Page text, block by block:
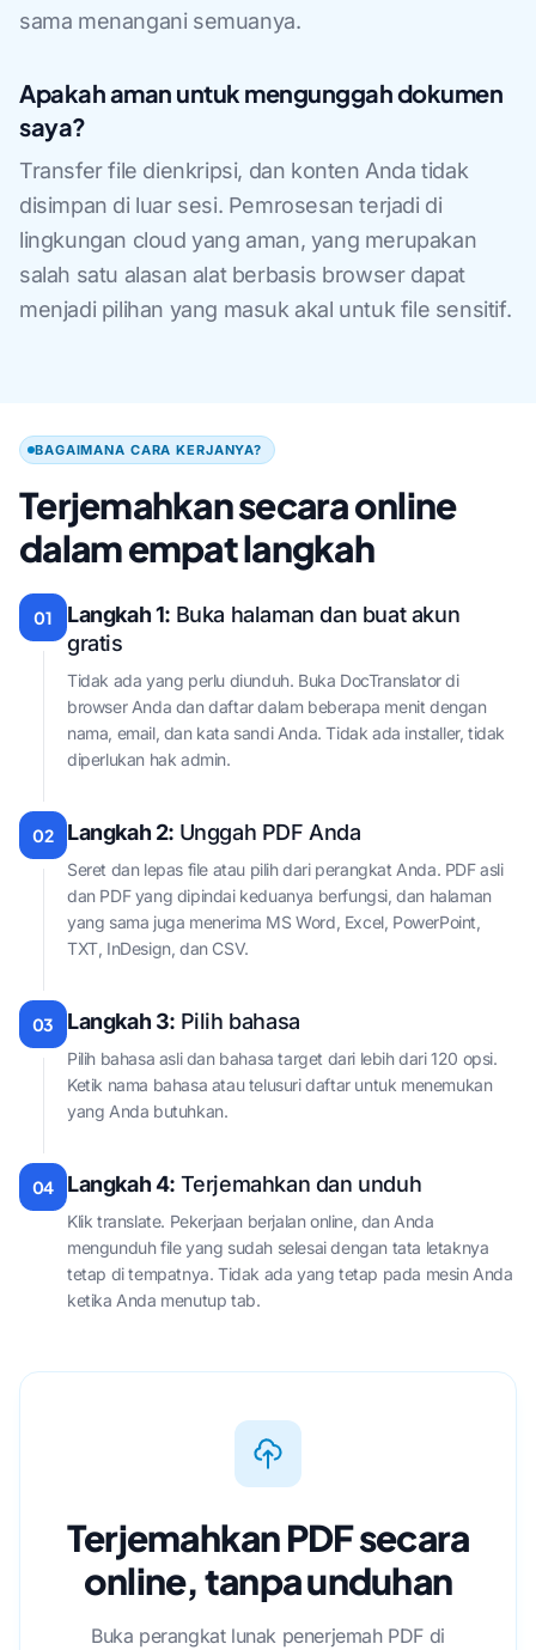
sama menangani semuanya.
Apakah aman untuk mengunggah dokumen
saya?
Transfer file dienkripsi, dan konten Anda tidak
disimpan di luar sesi. Pemrosesan terjadi di
lingkungan cloud yang aman, yang merupakan
salah satu alasan alat berbasis browser dapat
menjadi pilihan yang masuk akal untuk file sensitif.
BAGAIMANA CARA KERJANYA?
Terjemahkan secara online
dalam empat langkah
01 Langkah 1: Buka halaman dan buat akun
gratis
Tidak ada yang perlu diunduh. Buka DocTranslator di
browser Anda dan daftar dalam beberapa menit dengan
nama, email, dan kata sandi Anda. Tidak ada installer, tidak
diperlukan hak admin.
02 Langkah 2: Unggah PDF Anda
Seret dan lepas file atau pilih dari perangkat Anda. PDF asli
dan PDF yang dipindai keduanya berfungsi, dan halaman
yang sama juga menerima MS Word, Excel, PowerPoint,
TXT, InDesign, dan CSV.
03 Langkah 3: Pilih bahasa
Pilih bahasa asli dan bahasa target dari lebih dari 120 opsi.
Ketik nama bahasa atau telusuri daftar untuk menemukan
yang Anda butuhkan.
04 Langkah 4: Terjemahkan dan unduh
Klik translate. Pekerjaan berjalan online, dan Anda
mengunduh file yang sudah selesai dengan tata letaknya
tetap di tempatnya. Tidak ada yang tetap pada mesin Anda
ketika Anda menutup tab.
Terjemahkan PDF secara
online, tanpa unduhan
Buka perangkat lunak penerjemah PDF di